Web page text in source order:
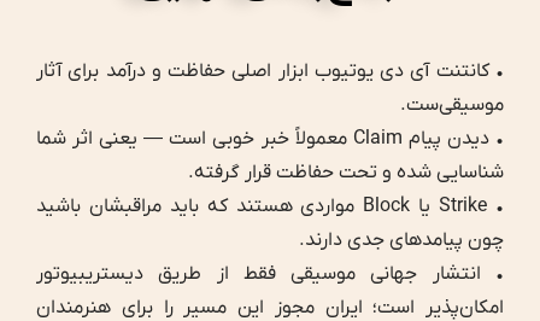
• کانتنت آی دی یوتیوب ابزار اصلی حفاظت و درآمد برای آثار
موسیقی‌ست.
• دیدن پیام Claim معمولاً خبر خوبی است — یعنی اثر شما
شناسایی شده و تحت حفاظت قرار گرفته.
• Strike یا Block مواردی هستند که باید مراقبشان باشید
چون پیامدهای جدی دارند.
• انتشار جهانی موسیقی فقط از طریق دیستریبیوتور
امکان‌پذیر است؛ ایران مجوز این مسیر را برای هنرمندان